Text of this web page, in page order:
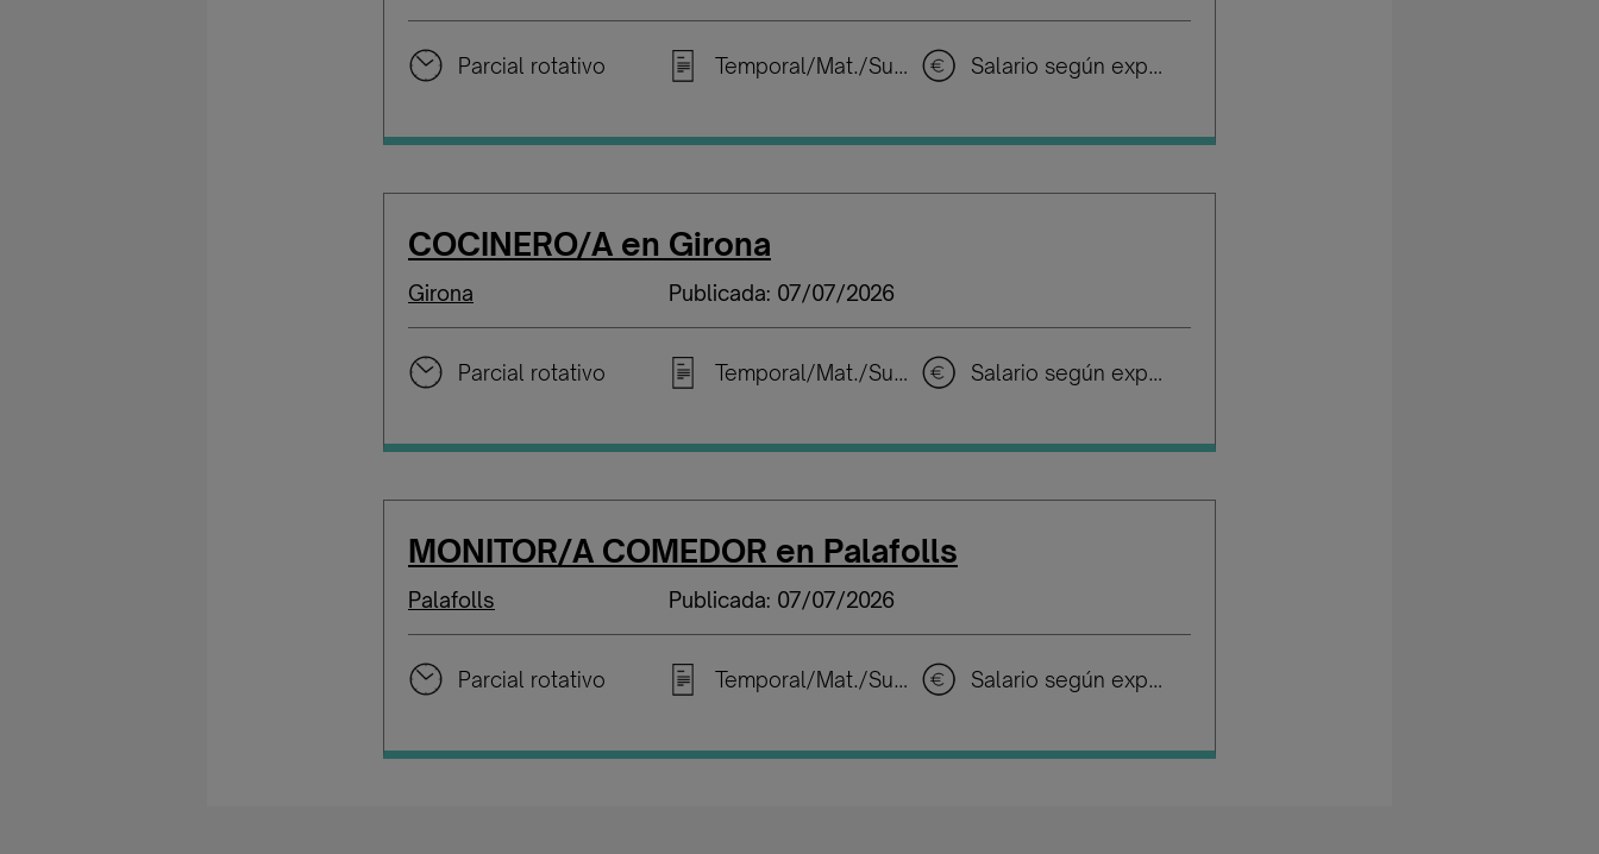
Parcial rotativo Temporal/Mat./Sustitución/... Salario según experiencia
COCINERO/A en Girona
Girona Publicada: 07/07/2026
Parcial rotativo Temporal/Mat./Sustitución/... Salario según experiencia
MONITOR/A COMEDOR en Palafolls
Palafolls Publicada: 07/07/2026
Parcial rotativo Temporal/Mat./Sustitución/... Salario según experiencia